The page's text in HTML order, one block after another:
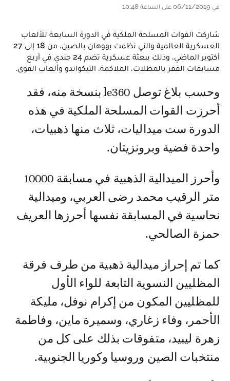
في 06/11/2019 على الساعة 10:48
شاركت القوات المسلحة الملكية في الدورة السابعة للألعاب
العسكرية العالمية والتي نظمت بووهان بالصين، من 18 إلى 27
أكتوبر الماضي، وذلك ببعثة عسكرية تضم 24 جندي في أربع
مسابقات القفز بالمظلات، الملاكمة، التيكواندو وألعاب القوى.
وحسب بلاغ توصل le360 بنسخة منه، فقد
أحرزت القوات المسلحة الملكية في هذه
الدورة ست ميداليات، ثلاث منها ذهبيات،
واحدة فضية وبرونزيتان.
وأحرز الميدالية الذهبية في مسابقة 10000
متر الرقيب محمد رضى العربي، وميدالية
نحاسية في المسابقة نفسها أحرزها العريف
حمزة الصالحي.
كما تم إحراز ميدالية ذهبية من طرف فرقة
المظليين النسوية التابعة للواء الأول
للمظليين المكون من إكرام نوفل، مليكة
الأحمر، وفاء زغاري، وسميرة ماين، وفاطمة
زهرة ليبيد، متفوقات بذلك على كل من
منتخبات الصين وروسيا وكوريا الجنوبية.